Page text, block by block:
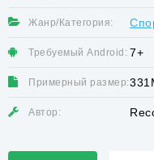
Жанр/Категория:
Требуемый Android: 7+
Примерный размер:
Автор: